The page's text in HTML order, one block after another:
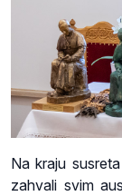
Na kraju
zahvali svim